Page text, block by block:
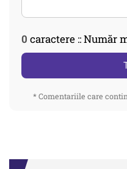
0 caractere :: Număr
* Comentariile care